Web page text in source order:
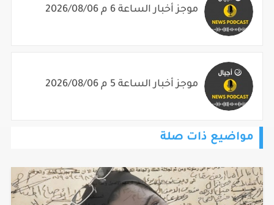
موجز أخبار الساعة 6 م 2026/08/06
موجز أخبار الساعة 5 م 2026/08/06
مواضيع ذات صلة